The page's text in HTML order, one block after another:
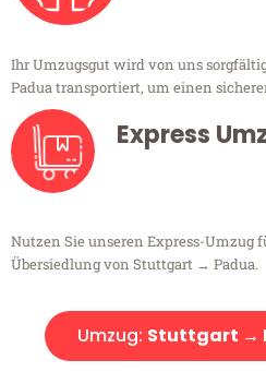
Ihr Umzugsgut wird von uns
Padua transportiert, um einen
Express
Nutzen Sie unseren Express-Umzug
Übersiedlung von Stuttgart → Padua.
Umzug: Stuttgart →